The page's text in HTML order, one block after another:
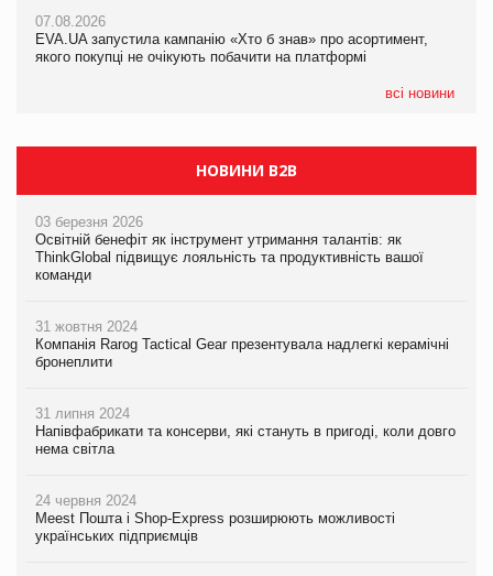
07.08.2026
EVA.UA запустила кампанію «Хто б знав» про асортимент,
якого покупці не очікують побачити на платформі
всі новини
05.08.2026
Мережа супермаркетів VARUS купує мережу магазинів
НОВИНИ B2B
03 березня 2026
Освітній бенефіт як інструмент утримання талантів: як
ThinkGlobal підвищує лояльність та продуктивність вашої
команди
31 жовтня 2024
Компанія Rarog Tactical Gear презентувала надлегкі керамічні
бронеплити
31 липня 2024
Напівфабрикати та консерви, які стануть в пригоді, коли довго
нема світла
24 червня 2024
Meest Пошта і Shop-Express розширюють можливості
українських підприємців